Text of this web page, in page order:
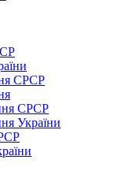
СРСР
СРСР
України